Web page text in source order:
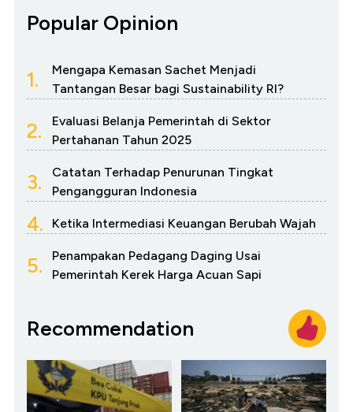
Popular Opinion
1.
Mengapa Kemasan Sachet Menjadi
Tantangan Besar bagi Sustainability RI?
2.
Evaluasi Belanja Pemerintah di Sektor
Pertahanan Tahun 2025
3.
Catatan Terhadap Penurunan Tingkat
Pengangguran Indonesia
4. Ketika Intermediasi Keuangan Berubah Wajah
5.
Penampakan Pedagang Daging Usai
Pemerintah Kerek Harga Acuan Sapi
Recommendation